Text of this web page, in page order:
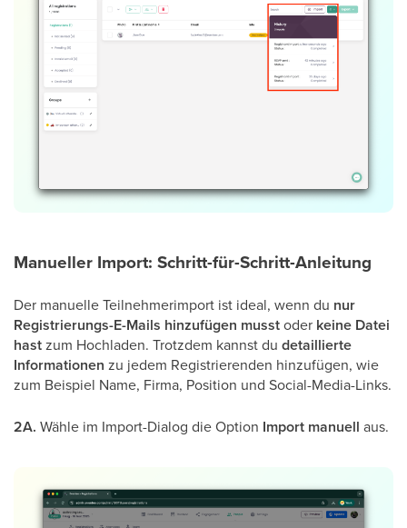
Manueller Import: Schritt-für-Schritt-Anleitung
Der manuelle Teilnehmerimport ist ideal, wenn du nur
Registrierungs-E-Mails hinzufügen musstoder keine Datei
hastzum Hochladen. Trotzdem kannst du detaillierte
Informationen zu jedem Registrierenden hinzufügen, wie
zum Beispiel Name, Firma, Position und Social-Media-Links.
2A. Wähle im Import-Dialog die Option Import manuell aus.